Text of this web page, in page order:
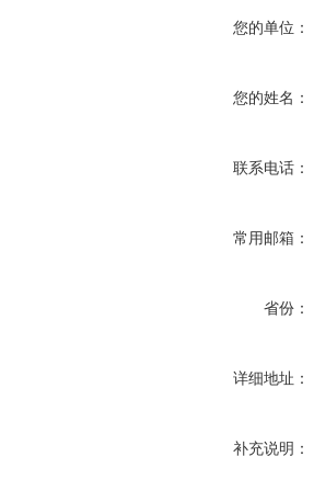
您的单位：
您的姓名：
联系电话：
常用邮箱：
省份：
详细地址：
补充说明：